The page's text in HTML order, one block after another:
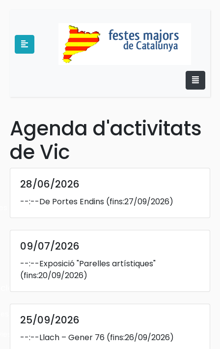
Agenda d'activitats
de Vic
28/06/2026
--:--De Portes Endins (fins:27/09/2026)
09/07/2026
--:--Exposició "Parelles artístiques"
(fins:20/09/2026)
25/09/2026
--:--Llach – Gener 76 (fins:26/09/2026)